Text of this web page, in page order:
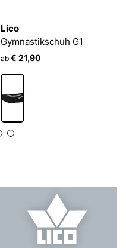
Lico
Gymnastikschuh G1
ab € 21,90